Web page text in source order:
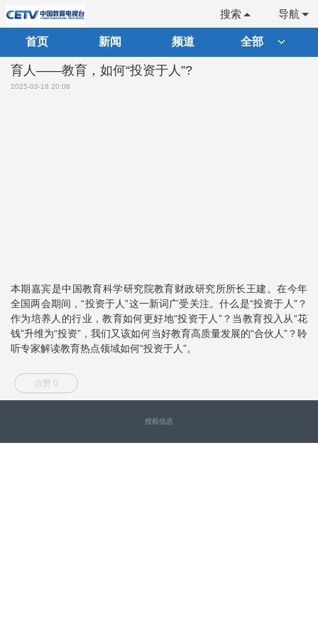
导航
搜索
首页 新闻 频道 全部
育人——教育，如何“投资于人”?
2025-03-18 20:08
本期嘉宾是中国教育科学研究院教育财政研究所所长王建。在今年
全国两会期间，“投资于人”这一新词广受关注。什么是“投资于人”？
作为培养人的行业，教育如何更好地“投资于人”？当教育投入从“花
钱”升维为“投资”，我们又该如何当好教育高质量发展的“合伙人”？聆
听专家解读教育热点领域如何“投资于人”。
点赞 0
授权信息